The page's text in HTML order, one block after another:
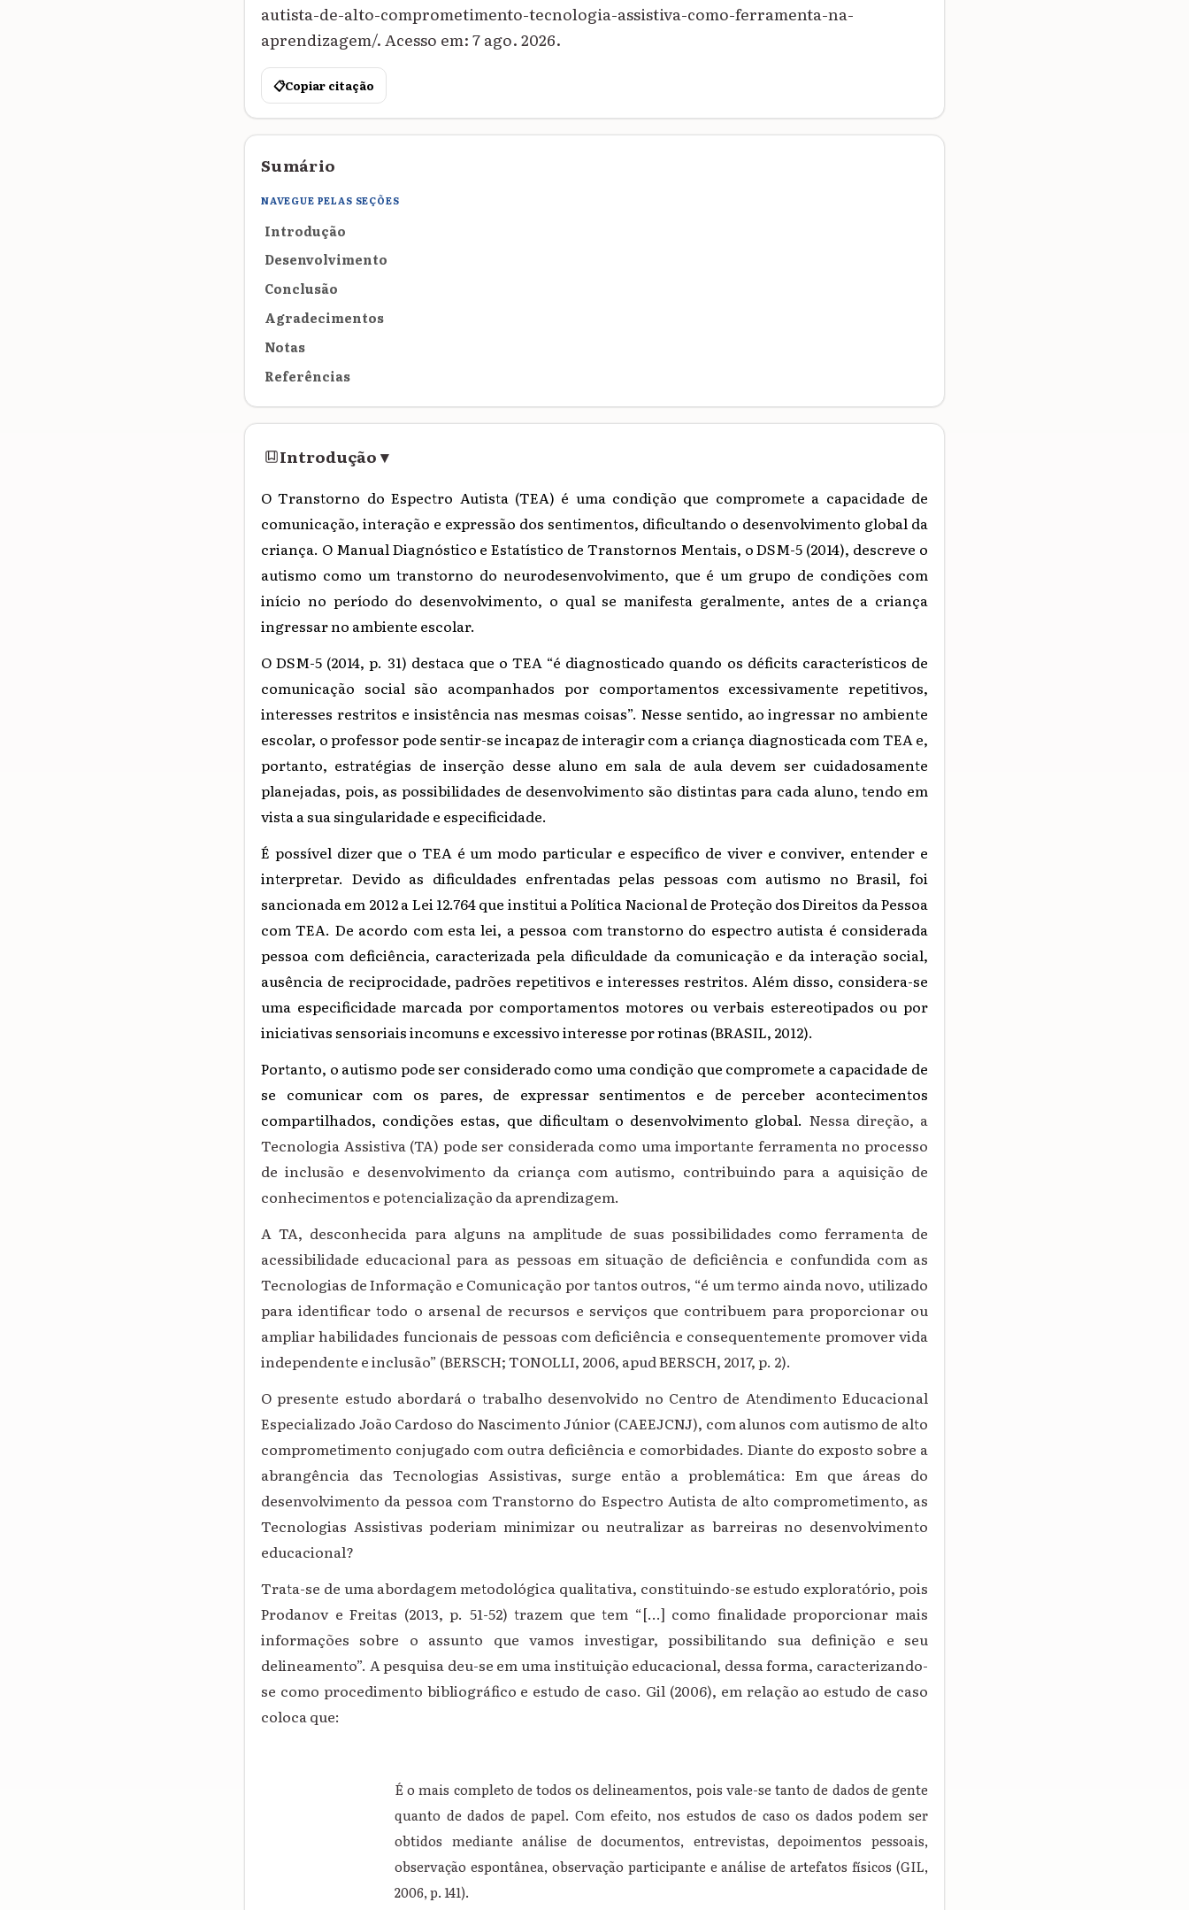
autista-de-alto-comprometimento-tecnologia-assistiva-como-ferramenta-na-
aprendizagem/. Acesso em: 7 ago. 2026.
📋Copiar citação
Sumário
NAVEGUE PELAS SEÇÕES
Introdução
Desenvolvimento
Conclusão
Agradecimentos
Notas
Referências
Introdução▾
O Transtorno do Espectro Autista (TEA) é uma condição que compromete a capacidade de
comunicação, interação e expressão dos sentimentos, dificultando o desenvolvimento global da
criança. O Manual Diagnóstico e Estatístico de Transtornos Mentais, o DSM-5 (2014), descreve o
autismo como um transtorno do neurodesenvolvimento, que é um grupo de condições com
início no período do desenvolvimento, o qual se manifesta geralmente, antes de a criança
ingressar no ambiente escolar.
O DSM-5 (2014, p. 31) destaca que o TEA “é diagnosticado quando os déficits característicos de
comunicação social são acompanhados por comportamentos excessivamente repetitivos,
interesses restritos e insistência nas mesmas coisas”. Nesse sentido, ao ingressar no ambiente
escolar, oprofessor pode sentir-se incapaz de interagir com a criança diagnosticada com TEA e,
portanto, estratégias de inserção desse aluno em sala de aula devem ser cuidadosamente
planejadas, pois, as possibilidades de desenvolvimento são distintas para cada aluno, tendo em
vista a sua singularidade e especificidade.
É possível dizer que o TEA é um modo particular e específico de viver e conviver, entender e
interpretar. Devido as dificuldades enfrentadas pelas pessoas com autismo no Brasil, foi
sancionada em 2012 a Lei 12.764 que institui a Política Nacional de Proteção dos Direitos da Pessoa
com TEA. De acordo com esta lei, apessoa com transtorno do espectro autista é considerada
pessoa com deficiência, caracterizada pela dificuldade da comunicação e da interação social,
ausência de reciprocidade,padrões repetitivos e interesses restritos. Além disso, considera-se
uma especificidade marcada por comportamentos motores ou verbais estereotipados ou por
iniciativas sensoriais incomuns e excessivo interesse por rotinas (BRASIL, 2012).
Portanto, o autismo pode ser considerado como uma condição que compromete a capacidade de
se comunicar com os pares, de expressar sentimentos e de perceber acontecimentos
compartilhados, condições estas, que dificultam o desenvolvimento global. Nessa direção, a
Tecnologia Assistiva (TA) pode ser considerada como uma importante ferramenta no processo
de inclusão e desenvolvimento da criança com autismo, contribuindo para a aquisição de
conhecimentos e potencialização da aprendizagem.
A TA, desconhecida para alguns na amplitude de suas possibilidades como ferramenta de
acessibilidade educacional para as pessoas em situação de deficiência e confundida com as
Tecnologias de Informação e Comunicação por tantos outros, “é um termo ainda novo, utilizado
para identificar todo o arsenal de recursos e serviços que contribuem para proporcionar ou
ampliar habilidades funcionais de pessoas com deficiência e consequentemente promover vida
independente e inclusão” (BERSCH; TONOLLI, 2006, apud BERSCH, 2017, p. 2).
O presente estudo abordará o trabalho desenvolvido no Centro de Atendimento Educacional
Especializado João Cardoso do Nascimento Júnior (CAEEJCNJ), com alunos com autismo de alto
comprometimento conjugado com outra deficiência e comorbidades. Diante do exposto sobre a
abrangência das Tecnologias Assistivas, surge então a problemática: Em que áreas do
desenvolvimento da pessoa com Transtorno do Espectro Autista de alto comprometimento, as
Tecnologias Assistivas poderiam minimizar ou neutralizar as barreiras no desenvolvimento
educacional?
Trata-se de uma abordagem metodológica qualitativa, constituindo-se estudo exploratório, pois
Prodanov e Freitas (2013, p. 51-52) trazem que tem “[...] como finalidade proporcionar mais
informações sobre o assunto que vamos investigar, possibilitando sua definição e seu
delineamento”. A pesquisa deu-se em uma instituição educacional, dessa forma, caracterizando-
se como procedimento bibliográfico e estudo de caso. Gil (2006), em relação ao estudo de caso
coloca que:
É o mais completo de todos os delineamentos, pois vale-se tanto de dados de gente
quanto de dados de papel. Com efeito, nos estudos de caso os dados podem ser
obtidos mediante análise de documentos, entrevistas, depoimentos pessoais,
observação espontânea, observação participante e análise de artefatos físicos (GIL,
2006, p. 141).